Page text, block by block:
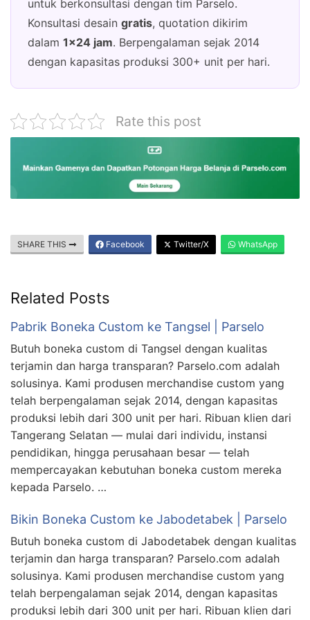
untuk berkonsultasi dengan tim Parselo.
Konsultasi desain gratis, quotation dikirim
dalam 1×24 jam. Berpengalaman sejak 2014
dengan kapasitas produksi 300+ unit per hari.
Rate this post
SHARE THIS Facebook Twitter/X WhatsApp
Related Posts
Pabrik Boneka Custom ke Tangsel | Parselo
Butuh boneka custom di Tangsel dengan kualitas
terjamin dan harga transparan? Parselo.com adalah
solusinya. Kami produsen merchandise custom yang
telah berpengalaman sejak 2014, dengan kapasitas
produksi lebih dari 300 unit per hari. Ribuan klien dari
Tangerang Selatan — mulai dari individu, instansi
pendidikan, hingga perusahaan besar — telah
mempercayakan kebutuhan boneka custom mereka
kepada Parselo. …
Bikin Boneka Custom ke Jabodetabek | Parselo
Butuh boneka custom di Jabodetabek dengan kualitas
terjamin dan harga transparan? Parselo.com adalah
solusinya. Kami produsen merchandise custom yang
telah berpengalaman sejak 2014, dengan kapasitas
produksi lebih dari 300 unit per hari. Ribuan klien dari